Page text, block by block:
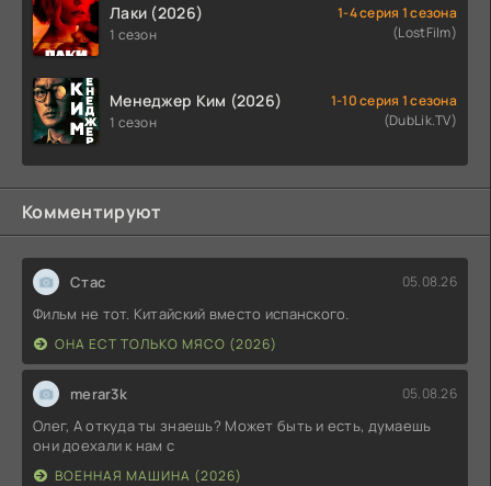
Лаки (2026)
1 сезон
1-4 серия 1 сезона
(LostFilm)
Менеджер Ким (2026)
1 сезон
1-10 серия 1 сезона
(DubLik.TV)
Комментируют
Стас 05.08.26
Фильм не тот. Китайский вместо испанского.
ОНА ЕСТ ТОЛЬКО МЯСО (2026)
merar3k 05.08.26
Олег, А откуда ты знаешь? Может быть и есть, думаешь
они доехали к нам с
ВОЕННАЯ МАШИНА (2026)